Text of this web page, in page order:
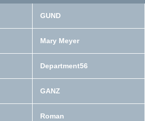
GUND
Mary Meyer
Department56
GANZ
Roman